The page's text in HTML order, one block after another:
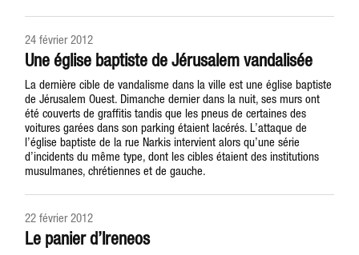
24 février 2012
Une église baptiste de Jérusalem vandalisée
La dernière cible de vandalisme dans la ville est une église baptiste
de Jérusalem Ouest. Dimanche dernier dans la nuit, ses murs ont
été couverts de graffitis tandis que les pneus de certaines des
voitures garées dans son parking étaient lacérés. L’attaque de
l’église baptiste de la rue Narkis intervient alors qu’une série
d’incidents du même type, dont les cibles étaient des institutions
musulmanes, chrétiennes et de gauche.
22 février 2012
Le panier d’Ireneos